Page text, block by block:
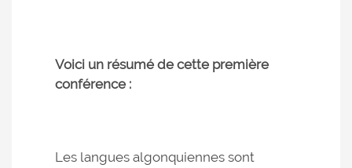
Voici un résumé de cette première
conférence :
Les langues algonquiennes sont